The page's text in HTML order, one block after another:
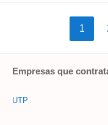
1
Empresas que
UTP